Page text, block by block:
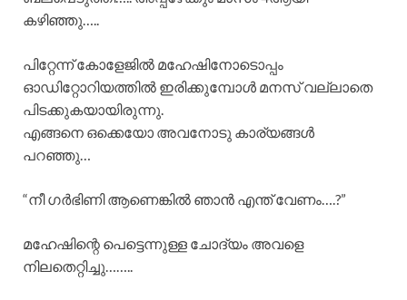
കഴിഞ്ഞു…..
പിറ്റേന്ന് കോളേജിൽ മഹേഷിനോടൊപ്പം
ഓഡിറ്റോറിയത്തിൽ ഇരിക്കുമ്പോൾ മനസ് വല്ലാതെ
പിടക്കുകയായിരുന്നു.
എങ്ങനെ ഒക്കെയോ അവനോടു കാര്യങ്ങൾ
പറഞ്ഞു…
“നീ ഗർഭിണി ആണെങ്കിൽ ഞാൻ എന്ത് വേണം….?”
മഹേഷിന്റെ പെട്ടെന്നുള്ള ചോദ്യം അവളെ
നിലതെറ്റിച്ചു……..